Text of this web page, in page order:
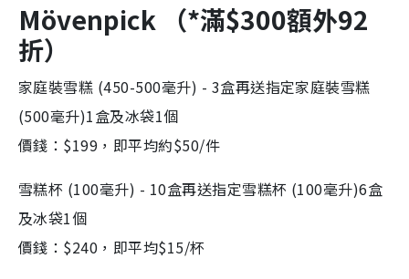
Mövenpick （*滿$300額外92
折）
家庭裝雪糕 (450-500毫升) - 3盒再送指定家庭裝雪糕
(500毫升)1盒及冰袋1個
價錢：$199，即平均約$50/件
雪糕杯 (100毫升) - 10盒再送指定雪糕杯 (100毫升)6盒
及冰袋1個
價錢：$240，即平均$15/杯